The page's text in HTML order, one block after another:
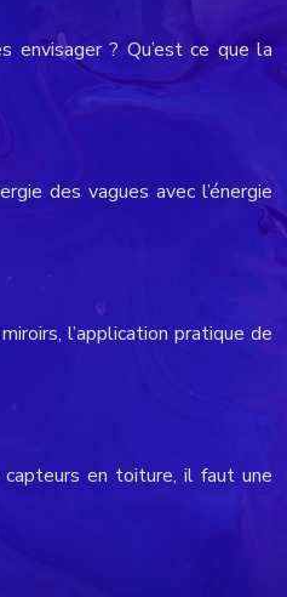
envisager ? Qu’est ce que la
des vagues avec l’énergie
l’application pratique de
en toiture, il faut une